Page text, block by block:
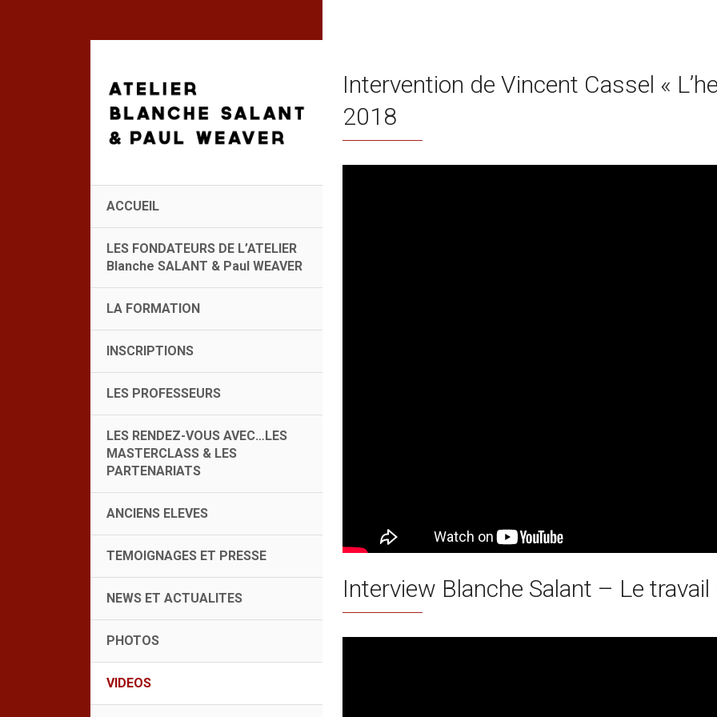
ACCUEIL
LES FONDATEURS DE L’ATELIER
Blanche SALANT & Paul WEAVER
LA FORMATION
INSCRIPTIONS
LES PROFESSEURS
LES RENDEZ-VOUS AVEC…LES
MASTERCLASS & LES
PARTENARIATS
ANCIENS ELEVES
TEMOIGNAGES ET PRESSE
NEWS ET ACTUALITES
PHOTOS
VIDEOS
Intervention de Vincent Cassel «
2018
Interview Blanche Salant – Le